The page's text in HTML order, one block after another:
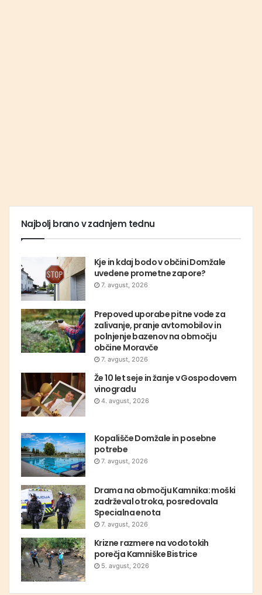
Najbolj brano v zadnjem tednu
Kje in kdaj bodo v občini Domžale
uvedene prometne zapore?
7. avgust, 2026
Prepoved uporabe pitne vode za
zalivanje, pranje avtomobilov in
polnjenje bazenov na območju
občine Moravče
7. avgust, 2026
Že 10 let seje in žanje v Gospodovem
vinogradu
4. avgust, 2026
Kopališče Domžale in posebne
potrebe
7. avgust, 2026
Drama na območju Kamnika: moški
zadrževal otroka, posredovala
Specialna enota
7. avgust, 2026
Krizne razmere na vodotokih
porečja Kamniške Bistrice
5. avgust, 2026